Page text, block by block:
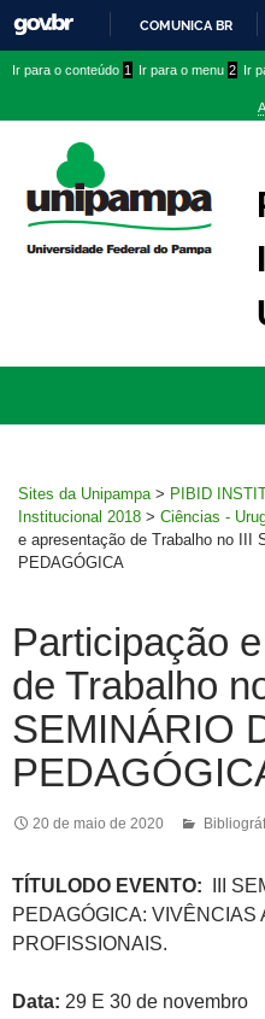
COMUNICA BR
conteúdo
menu
superior
menu
Ir para o conteúdo 1 Ir para o menu 2 Ir
Sites da Unipampa > PIBID
Institucional 2018 > Ciências -
e apresentação de Trabalho no III
PEDAGÓGICA
Participação
de Trabalho
SEMINÁRIO
20 de maio de 2020
TÍTULODO EVENTO: III
PEDAGÓGICA: VIVÊNCIAS
PROFISSIONAIS.
Data: 29 E 30 de novembro